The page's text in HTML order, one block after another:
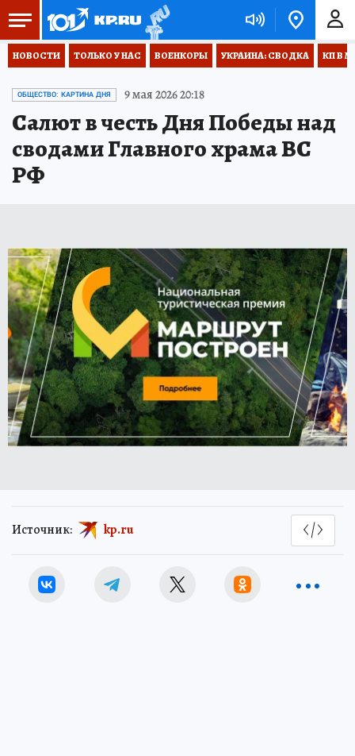
НОВОСТИ ТОЛЬКО У НАС ВОЕНКОРЫ УКРАИНА: СВОДКА КП В
ОБЩЕСТВО: КАРТИНА ДНЯ 9 мая 2026 20:18
Салют в честь Дня Победы над
сводами Главного храма ВС
РФ
Источник: kp.ru